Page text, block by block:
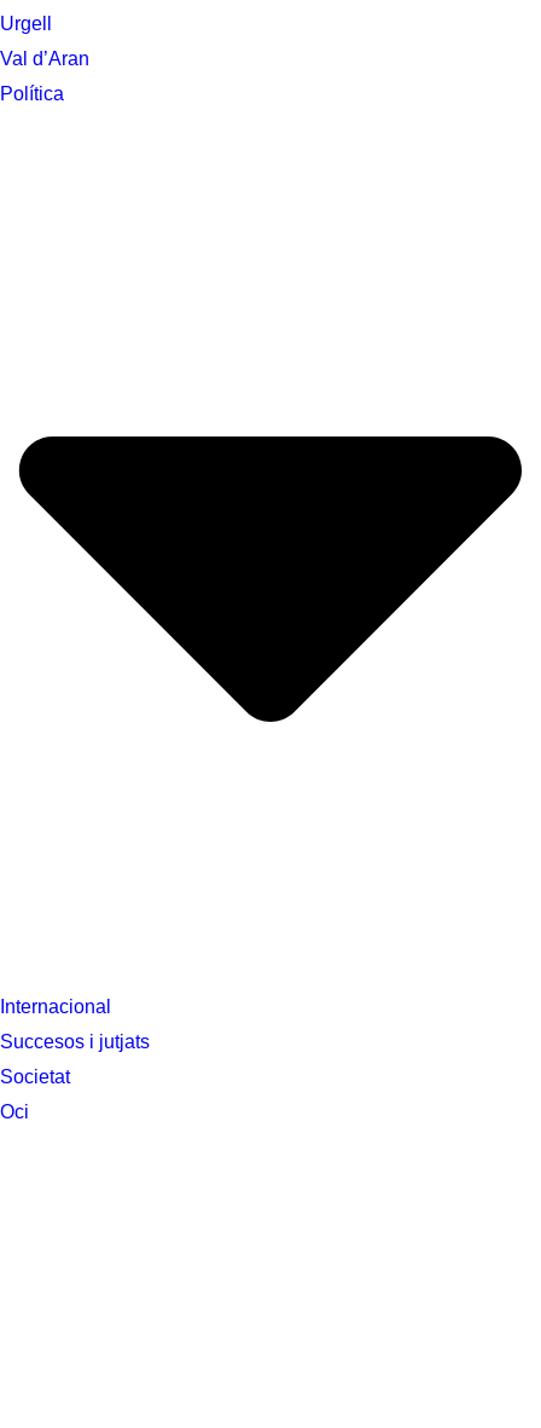
Urgell
Val d’Aran
Política
Internacional
Succesos i jutjats
Societat
Oci